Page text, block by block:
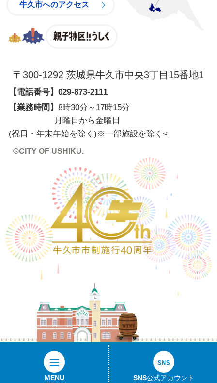
MENU SNS公式アカウント
牛久市へのアクセス
〒300-1292 茨城県牛久市中央3丁目15番地1
【電話番号】 029-873-2111
【業務時間】 8時30分～17時15分
月曜日から金曜日
(祝日・年末年始を除く)※一部施設を除く <
©CITY OF USHIKU.